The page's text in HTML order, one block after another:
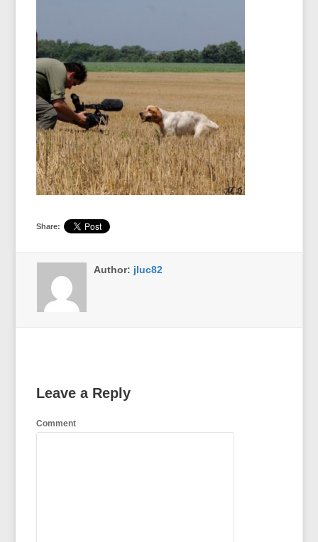
Share:
Author: jluc82
Leave a Reply
Comment